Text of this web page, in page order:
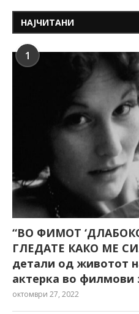
НАЈЧИТАНИ
1
“ВО ФИМОТ
ГЛЕДАТЕ КАКО МЕ
детали од животот
актерка во филмови
октомври 27, 2022